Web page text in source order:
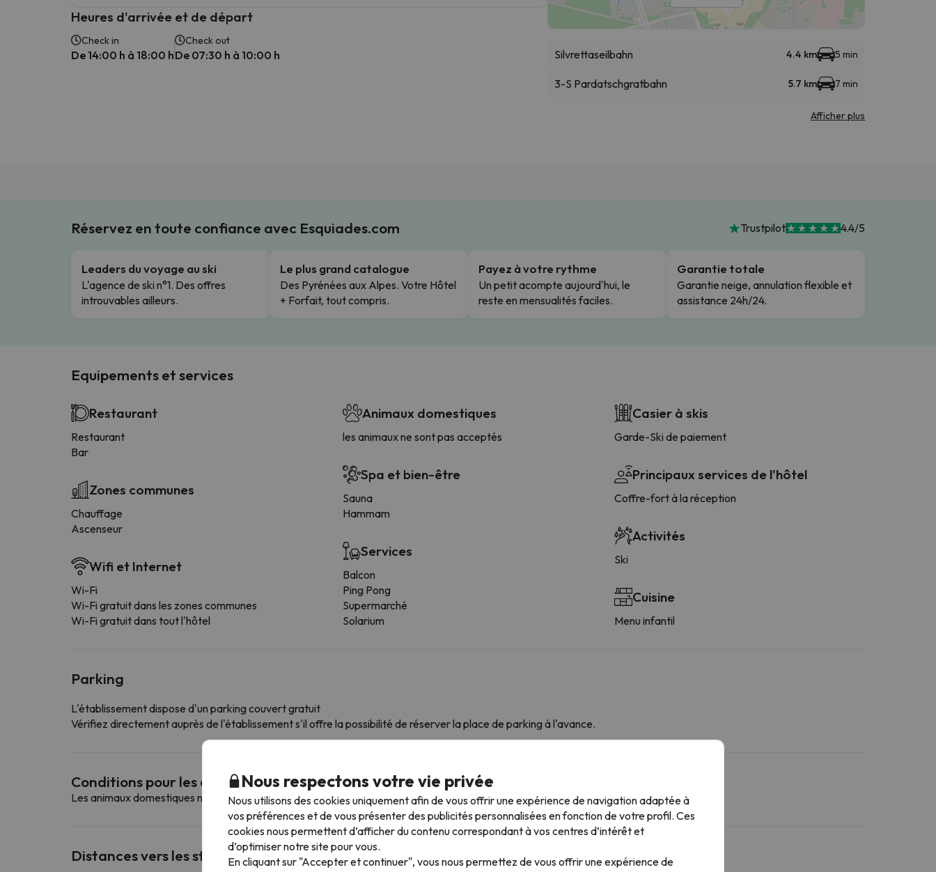
Heures d'arrivée et de départ
Check in
De 14:00 h à 18:00 h
Check out
De 07:30 h à 10:00 h Silvrettaseilbahn 4.4 km 5 min
3-S Pardatschgratbahn 5.7 km 7 min
Afficher plus
Réservez en toute confiance avec Esquiades.com Trustpilot 4.4/5
Leaders du voyage au ski
L'agence de ski n°1. Des offres
introuvables ailleurs.
Le plus grand catalogue
Des Pyrénées aux Alpes. Votre Hôtel
+ Forfait, tout compris.
Payez à votre rythme
Un petit acompte aujourd'hui, le
reste en mensualités faciles.
Garantie totale
Garantie neige, annulation flexible et
assistance 24h/24.
Equipements et services
Restaurant
Restaurant
Bar
Zones communes
Chauffage
Ascenseur
Wifi et Internet
Wi-Fi
Wi-Fi gratuit dans les zones communes
Wi-Fi gratuit dans tout l'hôtel
Animaux domestiques
les animaux ne sont pas acceptés
Spa et bien-être
Sauna
Hammam
Services
Balcon
Ping Pong
Supermarché
Solarium
Casier à skis
Garde-Ski de paiement
Principaux services de l'hôtel
Coffre-fort à la réception
Activités
Ski
Cuisine
Menu infantil
Parking
L'établissement dispose d'un parking couvert gratuit
Vérifiez directement auprès de l'établissement s'il offre la possibilité de réserver la place de parking à l'avance.
Conditions pour les animaux de compagnie
Les animaux domestiques ne sont pas autorisés dans ce logement.
Distances vers les stations de ski les plus proches
Nous respectons votre vie privée
Nous utilisons des cookies uniquement afin de vous offrir une expérience de navigation adaptée à
vos préférences et de vous présenter des publicités personnalisées en fonction de votre profil. Ces
cookies nous permettent d’afficher du contenu correspondant à vos centres d’intérêt et
d’optimiser notre site pour vous.
En cliquant sur "Accepter et continuer", vous nous permettez de vous offrir une expérience de